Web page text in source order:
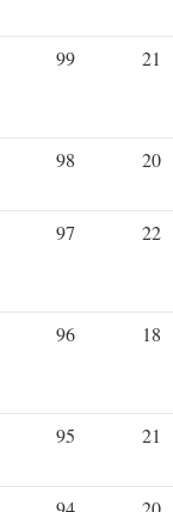
99 21
98 20
97 22
96 18
95 21